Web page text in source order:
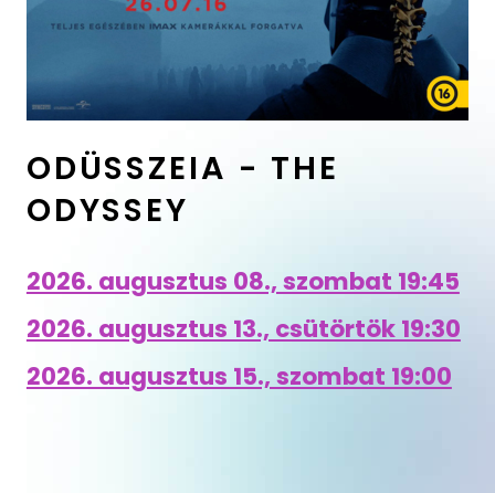
ODÜSSZEIA - THE
ODYSSEY
2026. augusztus 08., szombat 19:45
2026. augusztus 13., csütörtök 19:30
2026. augusztus 15., szombat 19:00